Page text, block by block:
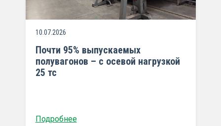
10.07.2026
Почти 95% выпускаемых
полувагонов – с осевой нагрузкой
25 тс
Подробнее